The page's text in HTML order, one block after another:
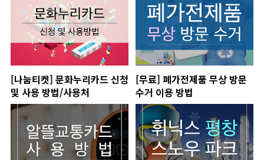
[나눔티켓] 문화누리카드 신청
및 사용 방법/사용처
[무료] 폐가전제품 무상 방문
수거 이용 방법